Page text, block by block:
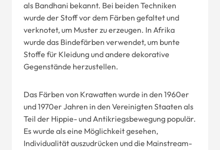
als Bandhani bekannt. Bei beiden Techniken
wurde der Stoff vor dem Färben gefaltet und
verknotet, um Muster zu erzeugen. In Afrika
wurde das Bindefärben verwendet, um bunte
Stoffe für Kleidung und andere dekorative
Gegenstände herzustellen.
Das Färben von Krawatten wurde in den 1960er
und 1970er Jahren in den Vereinigten Staaten als
Teil der Hippie- und Antikriegsbewegung populär.
Es wurde als eine Möglichkeit gesehen,
Individualität auszudrücken und die Mainstream-